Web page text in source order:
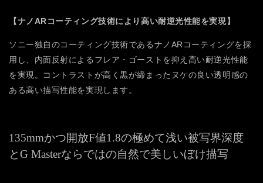
【ナノARコーティング技術により高い耐逆光性能を実現】
ソニー独自のコーティング技術であるナノARコーティングを採
用し、内面反射によるフレア・ゴーストを抑え高い耐逆光性能
を実現。コントラストが高く黒が締まったヌケの良い透明感の
ある高い描写性能を実現します。
135mmかつ開放F値1.8の極めて浅い被写界深度
とG Masterならではの自然で美しいぼけ描写